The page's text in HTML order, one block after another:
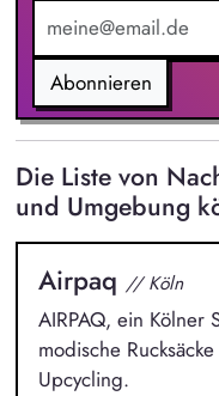
Abonnieren
Die Liste von
und Umgebung
Airpaq // Köln
AIRPAQ, ein Kölner
modische
Upcycling.